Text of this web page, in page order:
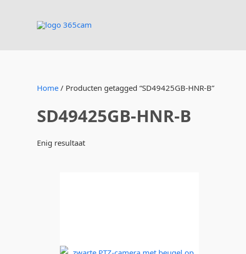
Home / Producten getagged “SD49425GB-HNR-B”
SD49425GB-HNR-B
Enig resultaat